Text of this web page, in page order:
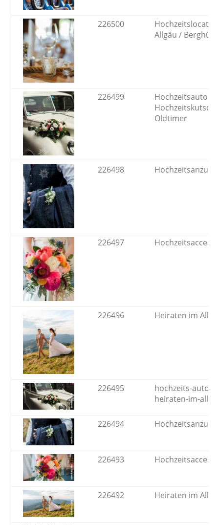
226500
Allgäu /
226499
Hochzeitsauto /
Oldtimer
226498 Hochzeitsanzug
226497
226496 Heiraten im
226495
hochzeits-auto-
heiraten-im-
226494 Hochzeitsanzug
226493
226492 Heiraten im